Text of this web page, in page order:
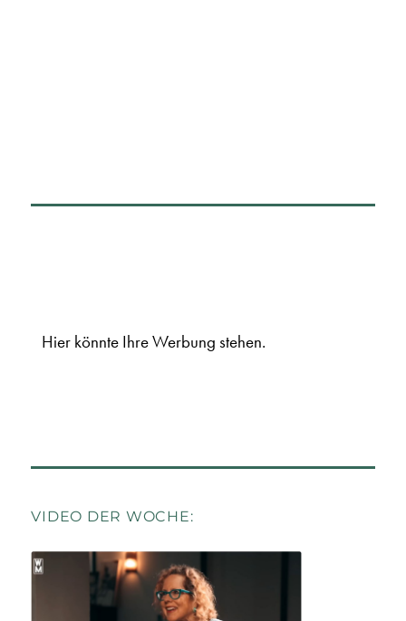
Hier könnte Ihre Werbung stehen.
VIDEO DER WOCHE: